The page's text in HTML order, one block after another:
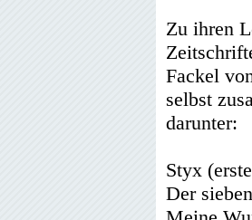
Zu ihren
Fackel
selbst
darunter:
Styx
Der